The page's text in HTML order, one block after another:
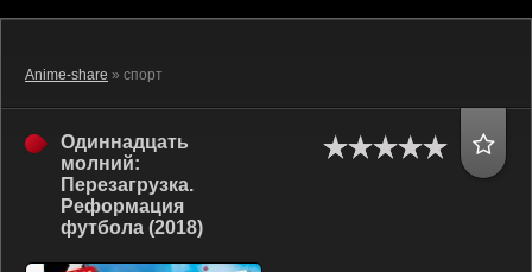
Anime-share » спорт
Одиннадцать
молний:
Перезагрузка.
Реформация
футбола (2018)